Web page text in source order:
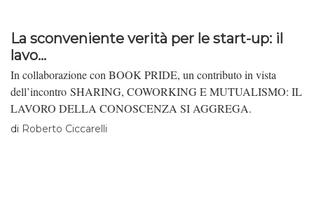
La sconveniente verità per le start-up: il
lavo...
In collaborazione con BOOK PRIDE, un contributo in vista
dell’incontro SHARING, COWORKING E MUTUALISMO: IL
LAVORO DELLA CONOSCENZA SI AGGREGA.
di Roberto Ciccarelli